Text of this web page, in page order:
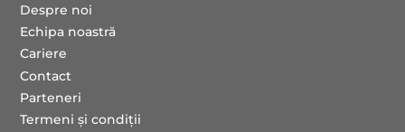
Despre noi
Echipa noastră
Cariere
Contact
Parteneri
Termeni și condiții